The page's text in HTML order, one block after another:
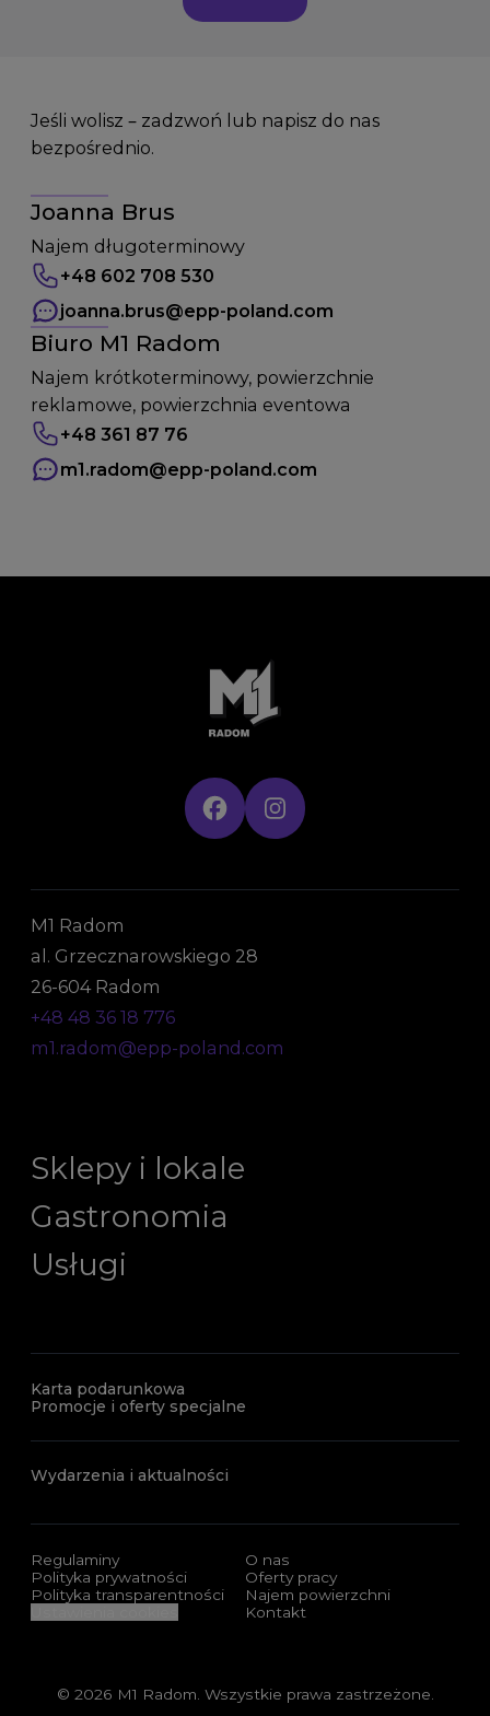
Jeśli wolisz – zadzwoń lub napisz do nas
bezpośrednio.
Joanna Brus
Najem długoterminowy
+48 602 708 530
joanna.brus@epp-poland.com
Biuro M1 Radom
Najem krótkoterminowy, powierzchnie
reklamowe, powierzchnia eventowa
+48 361 87 76
m1.radom@epp-poland.com
M1 Radom
al. Grzecznarowskiego 28
26-604 Radom
+48 48 36 18 776
m1.radom@epp-poland.com
Sklepy i lokale
Gastronomia
Usługi
Karta podarunkowa
Promocje i oferty specjalne
Wydarzenia i aktualności
Regulaminy
Polityka prywatności
Polityka transparentności
O nas
Oferty pracy
Najem powierzchni
Kontakt
© 2026 M1 Radom. Wszystkie prawa zastrzeżone.